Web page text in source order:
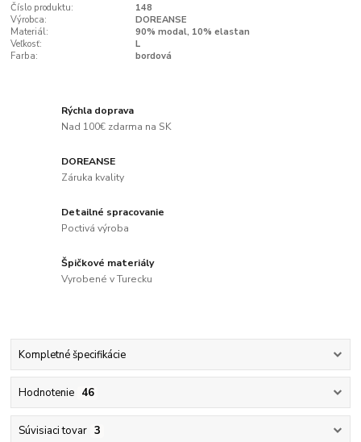
Číslo produktu:
148
Výrobca:
DOREANSE
Materiál:
90% modal, 10% elastan
Veľkosť:
L
Farba:
bordová
Rýchla doprava
Nad 100€ zdarma na SK
DOREANSE
Záruka kvality
Detailné spracovanie
Poctivá výroba
Špičkové materiály
Vyrobené v Turecku
Kompletné špecifikácie
Hodnotenie 46
Súvisiaci tovar 3